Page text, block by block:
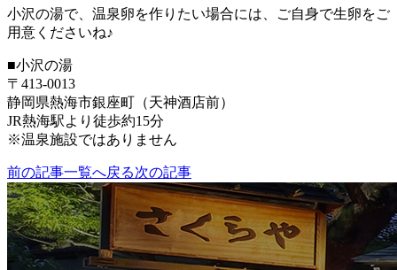
小沢の湯で、温泉卵を作りたい場合には、ご自身で生卵をご
用意くださいね♪
■小沢の湯
〒413-0013
静岡県熱海市銀座町（天神酒店前）
JR熱海駅より徒歩約15分
※温泉施設ではありません
前の記事一覧へ戻る次の記事